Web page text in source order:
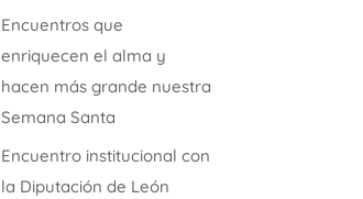
Encuentros que
enriquecen el alma y
hacen más grande nuestra
Semana Santa
Encuentro institucional con
la Diputación de León